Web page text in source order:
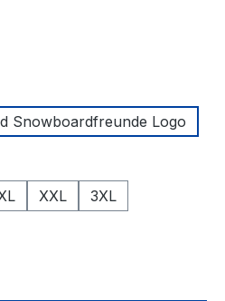
Snowboardfreunde Logo
XXL 3XL